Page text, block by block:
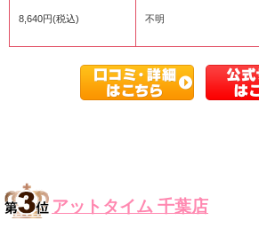
8,640円(税込) 不明
アットタイム 千葉店